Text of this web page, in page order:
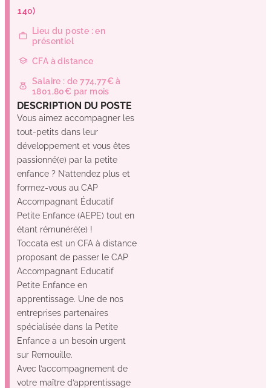
(44140)
Lieu du poste : en
présentiel
CFA à distance
Salaire : de 774,77€ à
1801,80€ par mois
DESCRIPTION DU POSTE
Vous aimez accompagner les
tout-petits dans leur
développement et vous êtes
passionné(e) par la petite
enfance ? N’attendez plus et
formez-vous au CAP
Accompagnant Éducatif
Petite Enfance (AEPE) tout en
étant rémunéré(e) !
Toccata est un CFA à distance
proposant de passer le CAP
Accompagnant Educatif
Petite Enfance en
apprentissage. Une de nos
entreprises partenaires
spécialisée dans la Petite
Enfance a un besoin urgent
sur Remouille.
Avec l’accompagnement de
votre maître d’apprentissage